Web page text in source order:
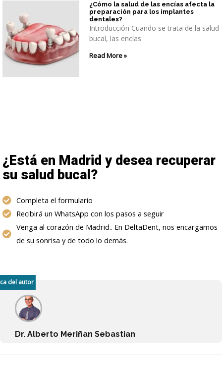
¿Cómo la salud de las encías afecta la
preparación para los implantes
dentales?
Introducción Cuando se trata de la salud
bucal, las encías
Read More »
¿Está en Madrid y desea recuperar
su salud bucal?
Completa el formulario
Recibirá un WhatsApp con los pasos a seguir
Venga al corazón de Madrid.. En DeltaDent, nos encargamos
de su sonrisa y de todo lo demás.
del autor
Dr. Alberto Meriñan Sebastian